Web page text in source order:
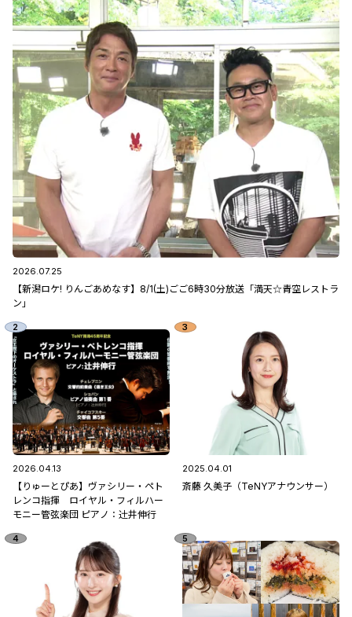
2026.07.25
【新潟ロケ! りんごあめなす】8/1(土)ごご6時30分放送「満天☆青空レストラ
ン」
2026.04.13
【りゅーとぴあ】ヴァシリー・ペト
レンコ指揮 ロイヤル・フィルハー
モニー管弦楽団 ピアノ：辻󠄀井伸行
2025.04.01
斎藤 久美子（TeNYアナウンサー）